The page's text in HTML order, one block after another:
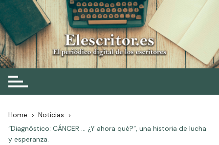
Skip
to
content
Elescritor.es
El periódico digital de los escritores
Home
Noticias
“Diagnóstico: CÁNCER … ¿Y ahora qué?”, una historia de lucha
y esperanza.